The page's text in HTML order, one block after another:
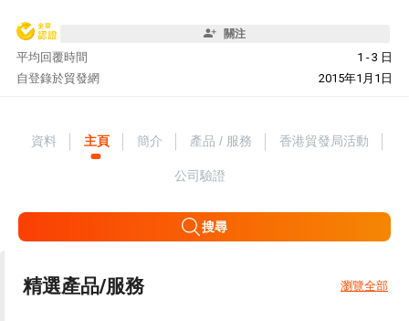
關注
平均回覆時間
1 - 3 日
自
2015年1月1日
登錄於貿發網
資料 主頁 簡介 產品 / 服務 香港貿發局活動
公司驗證
搜尋
精選產品/服務 瀏覽全部